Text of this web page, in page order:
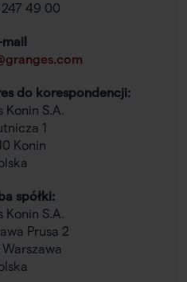
49 00
mail
do korespondencji:
Konin S.A.
1
Konin
spółki:
Konin S.A.
Prusa 2